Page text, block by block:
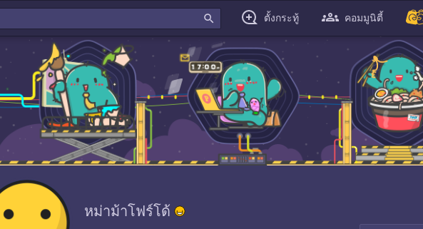
search ตั้งกระทู้ คอมมูนิตี้
หม่าม้าโฟร์โด้